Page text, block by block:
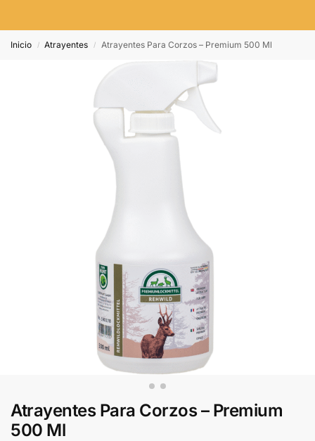
Inicio / Atrayentes / Atrayentes Para Corzos – Premium 500 Ml
Atrayentes Para Corzos – Premium
500 Ml